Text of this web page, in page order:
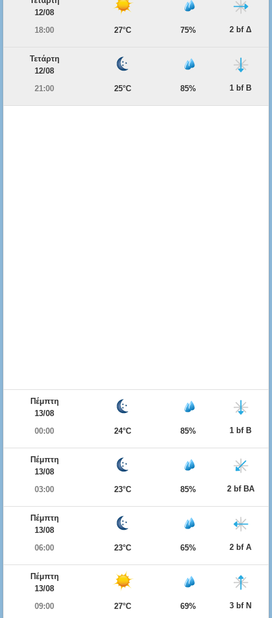
12/08
18:00
27°C 75% 2 bf Δ
Τετάρτη
12/08
21:00
25°C 85% 1 bf Β
Πέμπτη
13/08
00:00
24°C 85% 1 bf Β
Πέμπτη
13/08
03:00
23°C 85% 2 bf ΒΑ
Πέμπτη
13/08
06:00
23°C 65% 2 bf Α
Πέμπτη
13/08
09:00
27°C 69% 3 bf Ν